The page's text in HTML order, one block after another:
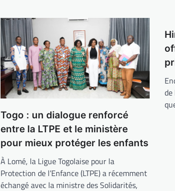
Togo : un dialogue renforcé
entre la LTPE et le ministère
pour mieux protéger les enfants
À Lomé, la Ligue Togolaise pour la
Protection de l’Enfance (LTPE) a récemment
échangé avec la ministre des Solidarités,
de